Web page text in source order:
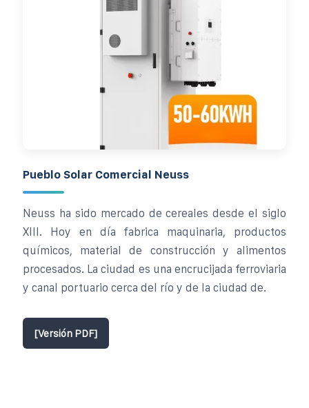
Pueblo Solar Comercial Neuss
Neuss ha sido mercado de cereales desde el siglo
XIII. Hoy en día fabrica maquinaria, productos
químicos, material de construcción y alimentos
procesados. La ciudad es una encrucijada ferroviaria
y canal portuario cerca del río y de la ciudad de.
[Versión PDF]